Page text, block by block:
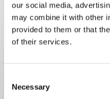
our social media,
may combine it with other
provided to them or that
of their services.
Selection
Necessary
« Je suis très heureux
après avoir signé son
jouer en Europe et de
préliminaires de la Ligue
maintenant cette étape
J’espère continuer à